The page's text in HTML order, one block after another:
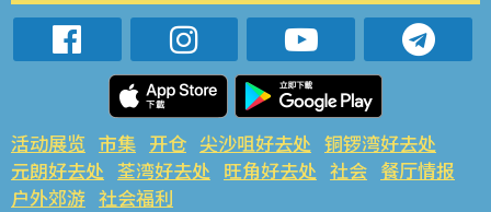
活动展览 市集 开仓 尖沙咀好去处 铜锣湾好去处
元朗好去处 荃湾好去处 旺角好去处 社会 餐厅情报
户外郊游 社会福利